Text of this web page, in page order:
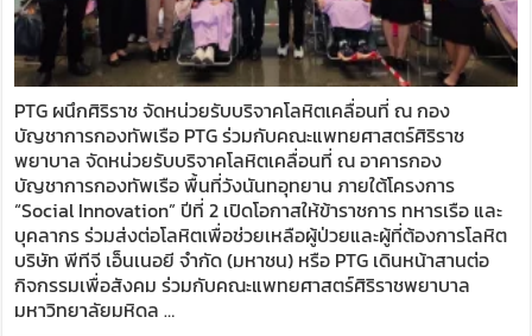
เคลื่อ
ณ
กอง
บัญช
PTG ผนึกศิริราช จัดหน่วยรับบริจาคโลหิตเคลื่อนที่ ณ กอง
บัญชาการกองทัพเรือ PTG ร่วมกับคณะแพทยศาสตร์ศิริราช
พยาบาล จัดหน่วยรับบริจาคโลหิตเคลื่อนที่ ณ อาคารกอง
บัญชาการกองทัพเรือ พื้นที่วังนันทอุทยาน ภายใต้โครงการ
“Social Innovation” ปีที่ 2 เปิดโอกาสให้ข้าราชการ ทหารเรือ และ
บุคลากร ร่วมส่งต่อโลหิตเพื่อช่วยเหลือผู้ป่วยและผู้ที่ต้องการโลหิต
บริษัท พีทีจี เอ็นเนอยี จำกัด (มหาชน) หรือ PTG เดินหน้าสานต่อ
กิจกรรมเพื่อสังคม ร่วมกับคณะแพทยศาสตร์ศิริราชพยาบาล
มหาวิทยาลัยมหิดล …